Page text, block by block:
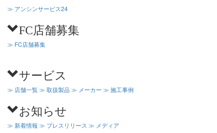
≫ アンシンサービス24
FC店舗募集
≫ FC店舗募集
サービス
≫ 店舗一覧≫ 取扱製品 ≫ メーカー ≫ 施工事例
お知らせ
≫ 新着情報 ≫ プレスリリース ≫ メディア